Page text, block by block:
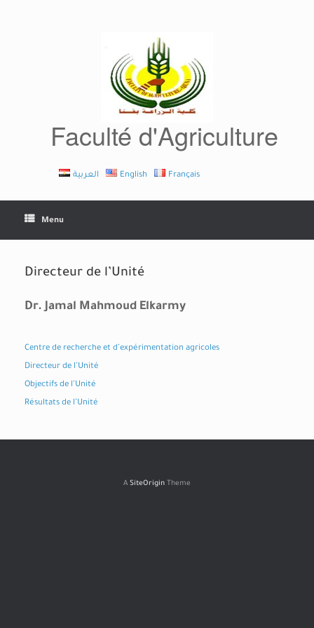
Faculté d'Agriculture
العربية English Français
Menu
Directeur de l’Unité
Dr. Jamal Mahmoud Elkarmy
Centre de recherche et d’expérimentation agricoles
Directeur de l’Unité
Objectifs de l’Unité
Résultats de l’Unité
A SiteOrigin Theme